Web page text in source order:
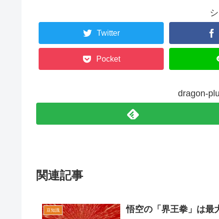
Twitter
Pocket
dragon-
関連記事
豆知識 悟空の「界王拳」は最